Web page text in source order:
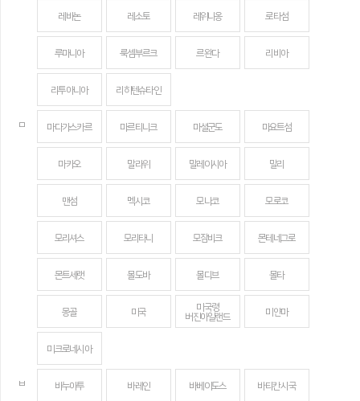
레바논 레소토 레위니옹 로타섬
루마니아 룩셈부르크 르완다 리비아
리투아니아 리히텐슈타인
ㅁ 마다가스카르 마르티니크 마셜군도 마요트섬
마카오 말라위 말레이시아 말리
맨섬 멕시코 모나코 모로코
모리셔스 모리타니 모잠비크 몬테네그로
몬트세랫 몰도바 몰디브 몰타
몽골 미국
미국령
버진아일랜드
미얀마
미크로네시아
ㅂ 바누아투 바레인 바베이도스 바티칸 시국